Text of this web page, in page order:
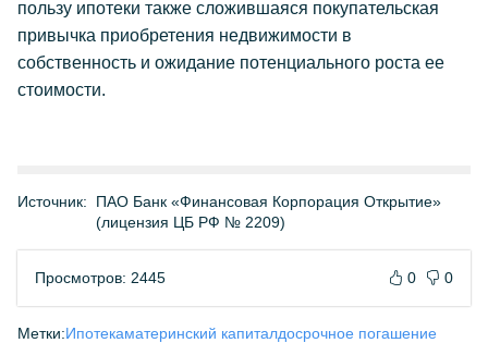
пользу ипотеки также сложившаяся покупательская
привычка приобретения недвижимости в
собственность и ожидание потенциального роста ее
стоимости.
Источник:
ПАО Банк «Финансовая Корпорация Открытие»
(лицензия ЦБ РФ № 2209)
Просмотров: 2445 0 0
Метки:Ипотекаматеринский капиталдосрочное погашение